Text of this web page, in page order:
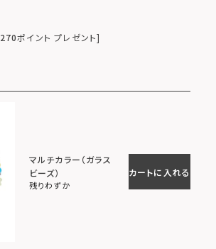
270ポイント プレゼント
マルチカラー（ガラス
ビーズ）
残りわずか
カートに入れる